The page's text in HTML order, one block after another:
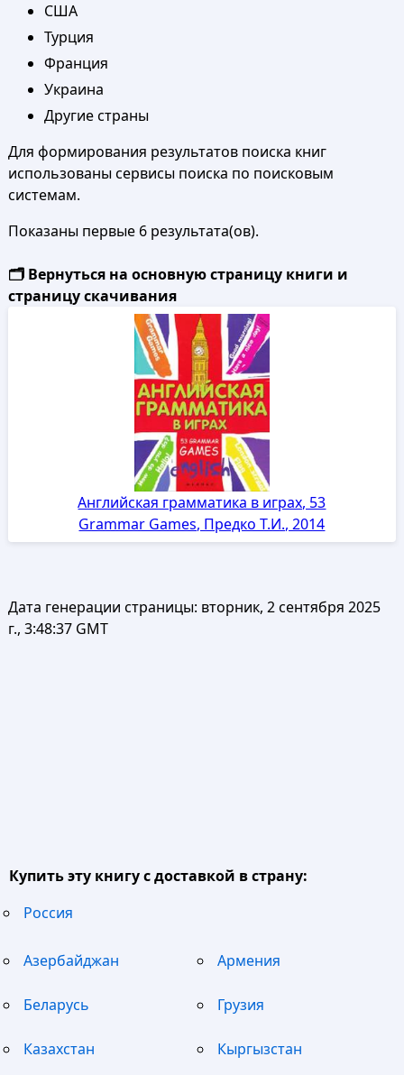
США
Турция
Франция
Украина
Другие страны
Для формирования результатов поиска книг
использованы сервисы поиска по поисковым
системам.
Показаны первые 6 результата(ов).
🗂️ Вернуться на основную страницу книги и
страницу скачивания
Английская грамматика в играх, 53
Grammar Games, Предко Т.И., 2014
Дата генерации страницы: вторник, 2 сентября 2025
г., 3:48:37 GMT
Купить эту книгу с доставкой в страну:
Россия
Азербайджан Армения
Беларусь Грузия
Казахстан Кыргызстан